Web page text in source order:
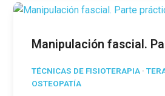
Manipulación fascial.
TÉCNICAS DE FISIOTERAPIA ·
OSTEOPATÍA